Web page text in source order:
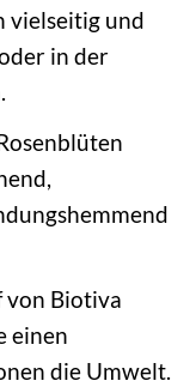
vielseitig und
in der
von Biotiva
einen
die Umwelt.